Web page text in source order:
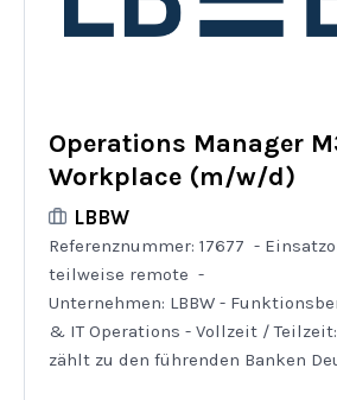
Operations Manager
Workplace (m/w/d)
LBBW
Referenznummer: 17677 -
teilweise remote -
Unternehmen: LBBW -
& IT Operations - Vollzeit /
zählt zu den führenden Banken